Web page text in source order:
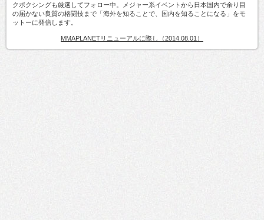
クボクシングも厳選してフォロー中。メジャー系イベントから日本国内で余り目
の届かない良質の格闘技まで「海外を知ることで、国内を知ることになる」をモ
ットーに発信します。
MMAPLANETリニューアルに際し（2014.08.01）